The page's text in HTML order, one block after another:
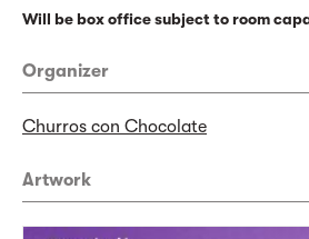
Will be box office subject to room
Organizer
Churros con Chocolate
Artwork